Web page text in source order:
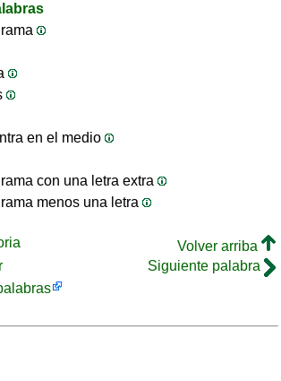
en el medio
con una letra extra
menos una letra
Volver arriba
Siguiente palabra